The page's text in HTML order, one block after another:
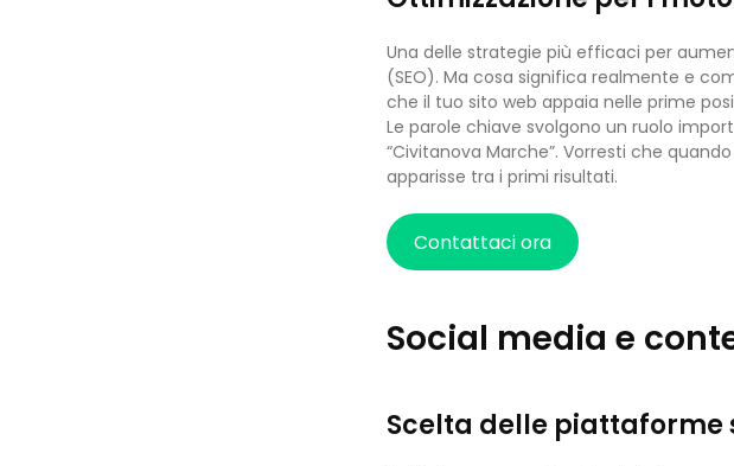
Una delle strategie più efficaci per
(SEO). Ma cosa significa realmente e
che il tuo sito web appaia nelle prime
Le parole chiave svolgono un ruolo
“Civitanova Marche”. Vorresti che
apparisse tra i primi risultati.
Contattaci ora
Social media e
Scelta delle piattaforme